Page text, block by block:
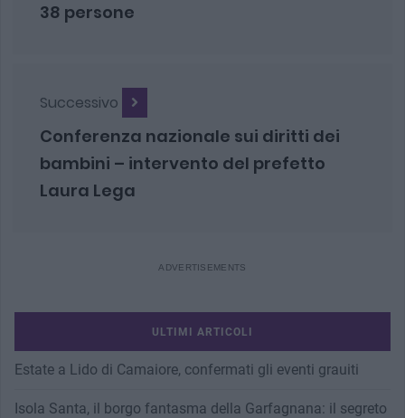
38 persone
Successivo
Conferenza nazionale sui diritti dei
bambini – intervento del prefetto
Laura Lega
ULTIMI ARTICOLI
Estate a Lido di Camaiore, confermati gli eventi grauiti
Isola Santa, il borgo fantasma della Garfagnana: il segreto